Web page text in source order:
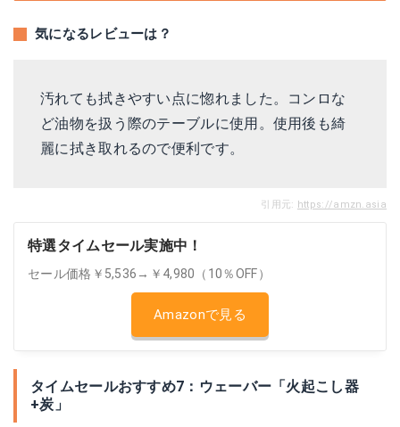
気になるレビューは？
汚れても拭きやすい点に惚れました。コンロな
ど油物を扱う際のテーブルに使用。使用後も綺
麗に拭き取れるので便利です。
引用元: https://amzn.asia
特選タイムセール実施中！
セール価格￥5,536→￥4,980（10％OFF）
Amazonで見る
タイムセールおすすめ7：ウェーバー「火起こし器
+炭」